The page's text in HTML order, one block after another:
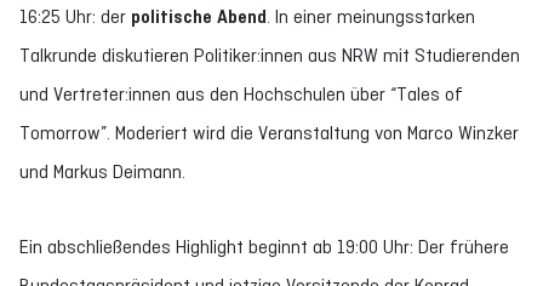
16:25 Uhr: der politische Abend In einer meinungsstarken
Talkrunde diskutieren Politiker:innen aus NRW mit Studierenden
und Vertreter:innen aus den Hochschulen über “Tales of
Tomorrow”. Moderiert wird die Veranstaltung von Marco Winzker
und Markus Deimann.
Ein abschließendes Highlight beginnt ab 19:00 Uhr: Der frühere